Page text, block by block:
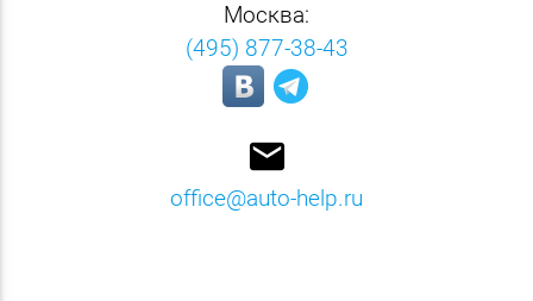
Москва:
(495) 877-38-43
email
office@auto-help.ru